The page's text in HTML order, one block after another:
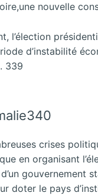
nouvelle
l’élection
d’instabilité
339
crises
en organisant
gouvernement
doter le pays